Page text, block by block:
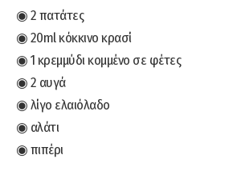
◉ 2 πατάτες
◉ 20ml κόκκινο κρασί
◉ 1 κρεμμύδι κομμένο σε φέτες
◉ 2 αυγά
◉ λίγο ελαιόλαδο
◉ αλάτι
◉ πιπέρι